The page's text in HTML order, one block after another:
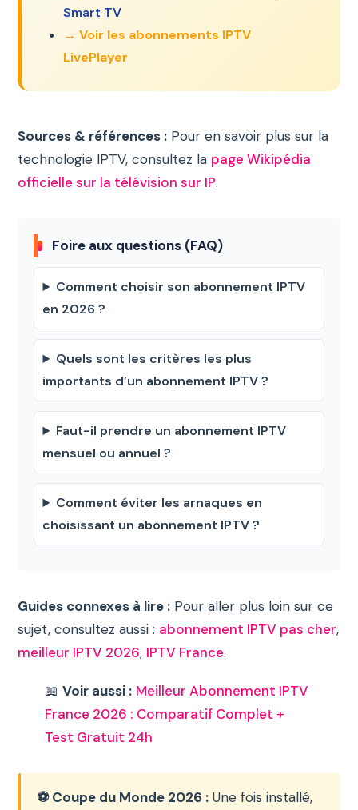
Smart TV
→ Voir les abonnements IPTV
LivePlayer
Sources & références : Pour en savoir plus sur la
technologie IPTV, consultez la page Wikipédia
officielle sur la télévision sur IP.
Foire aux questions (FAQ)
Comment choisir son abonnement IPTV
en 2026 ?
Quels sont les critères les plus
importants d’un abonnement IPTV ?
Faut-il prendre un abonnement IPTV
mensuel ou annuel ?
Comment éviter les arnaques en
choisissant un abonnement IPTV ?
Guides connexes à lire : Pour aller plus loin sur ce
sujet, consultez aussi : abonnement IPTV pas cher,
meilleur IPTV 2026, IPTV France.
📖Voir aussi : Meilleur Abonnement IPTV
France 2026 : Comparatif Complet +
Test Gratuit 24h
⚽ Coupe du Monde 2026 : Une fois installé,